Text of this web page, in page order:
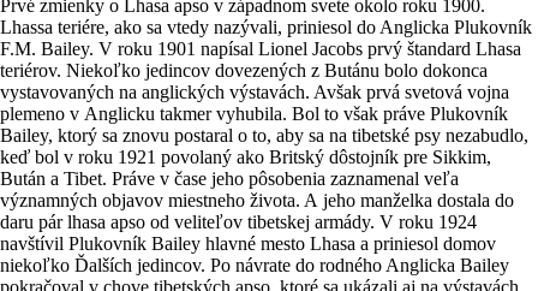
Prvé zmienky o Lhasa apso v západnom svete okolo roku 1900.
Lhassa teriére, ako sa vtedy nazývali, priniesol do Anglicka Plukovník
F.M. Bailey. V roku 1901 napísal Lionel Jacobs prvý štandard Lhasa
teriérov. Niekoľko jedincov dovezených z Butánu bolo dokonca
vystavovaných na anglických výstavách. Avšak prvá svetová vojna
plemeno v Anglicku takmer vyhubila. Bol to však práve Plukovník
Bailey, ktorý sa znovu postaral o to, aby sa na tibetské psy nezabudlo,
keď bol v roku 1921 povolaný ako Britský dôstojník pre Sikkim,
Bután a Tibet. Práve v čase jeho pôsobenia zaznamenal veľa
významných objavov miestneho života. A jeho manželka dostala do
daru pár lhasa apso od veliteľov tibetskej armády. V roku 1924
navštívil Plukovník Bailey hlavné mesto Lhasa a priniesol domov
niekoľko Ďalších jedincov. Po návrate do rodného Anglicka Bailey
pokračoval v chove tibetských apso, ktoré sa ukázali aj na výstavách